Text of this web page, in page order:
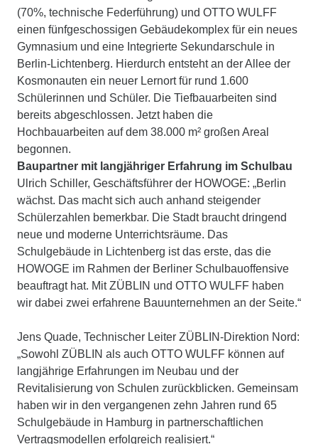
(70%, technische Federführung) und OTTO WULFF
einen fünfgeschossigen Gebäudekomplex für ein neues
Gymnasium und eine Integrierte Sekundarschule in
Berlin-Lichtenberg. Hierdurch entsteht an der Allee der
Kosmonauten ein neuer Lernort für rund 1.600
Schülerinnen und Schüler. Die Tiefbauarbeiten sind
bereits abgeschlossen. Jetzt haben die
Hochbauarbeiten auf dem 38.000 m² großen Areal
begonnen.
Baupartner mit langjähriger Erfahrung im Schulbau
Ulrich Schiller, Geschäftsführer der HOWOGE: „Berlin
wächst. Das macht sich auch anhand steigender
Schülerzahlen bemerkbar. Die Stadt braucht dringend
neue und moderne Unterrichtsräume. Das
Schulgebäude in Lichtenberg ist das erste, das die
HOWOGE im Rahmen der Berliner Schulbauoffensive
beauftragt hat. Mit ZÜBLIN und OTTO WULFF haben
wir dabei zwei erfahrene Bauunternehmen an der Seite.“
Jens Quade, Technischer Leiter ZÜBLIN-Direktion Nord:
„Sowohl ZÜBLIN als auch OTTO WULFF können auf
langjährige Erfahrungen im Neubau und der
Revitalisierung von Schulen zurückblicken. Gemeinsam
haben wir in den vergangenen zehn Jahren rund 65
Schulgebäude in Hamburg in partnerschaftlichen
Vertragsmodellen erfolgreich realisiert.“